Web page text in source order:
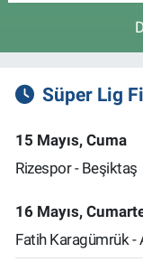
Süper Lig
15 Mayıs, Cuma
Rizespor - Beşiktaş
16 Mayıs,
Fatih Karagümrük -